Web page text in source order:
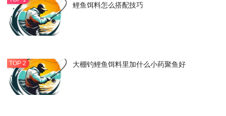
鲤鱼饵料怎么搭配技巧
大棚钓鲤鱼饵料里加什么小药聚鱼好